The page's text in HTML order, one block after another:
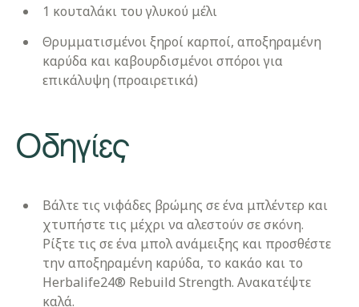
1 κουταλάκι του γλυκού μέλι
Θρυμματισμένοι ξηροί καρποί, αποξηραμένη
καρύδα και καβουρδισμένοι σπόροι για
επικάλυψη (προαιρετικά)
Οδηγίες
Βάλτε τις νιφάδες βρώμης σε ένα μπλέντερ και
χτυπήστε τις μέχρι να αλεστούν σε σκόνη.
Ρίξτε τις σε ένα μπολ ανάμειξης και προσθέστε
την αποξηραμένη καρύδα, το κακάο και το
Herbalife24® Rebuild Strength. Ανακατέψτε
καλά.